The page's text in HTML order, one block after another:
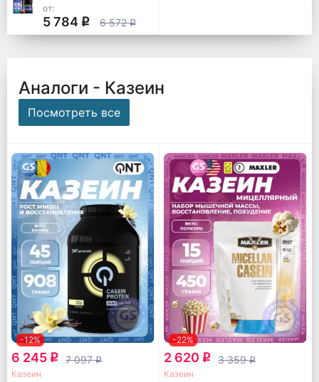
от:
5 784 q 6 572q
Аналоги - Казеин
Посмотреть все
-12%
6 245 q 7 097q
Казеин
-22%
2 620 q 3 359q
Казеин